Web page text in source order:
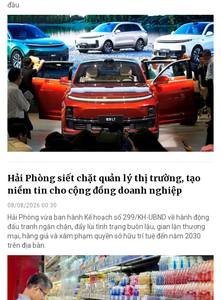
đầu.
Hải Phòng siết chặt quản lý thị trường, tạo
niềm tin cho cộng đồng doanh nghiệp
08/08/2026 00:30
Hải Phòng vừa ban hành Kế hoạch số 299/KH-UBND về hành động
đấu tranh ngăn chặn, đẩy lùi tình trạng buôn lậu, gian lận thương
mại, hàng giả và xâm phạm quyền sở hữu trí tuệ đến năm 2030
trên địa bàn.